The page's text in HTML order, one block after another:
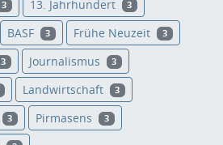
3 13. Jahrhundert 3
BASF 3 Frühe Neuzeit 3
3 Journalismus 3
Landwirtschaft 3
3 Pirmasens 3